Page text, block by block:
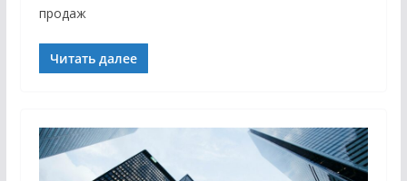
продаж
Читать далее